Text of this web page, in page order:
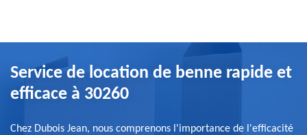
Service de location de benne rapide et
efficace à 30260
Chez Dubois Jean, nous comprenons l'importance de l'efficacité